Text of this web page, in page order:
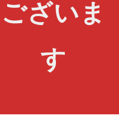
ございま
す